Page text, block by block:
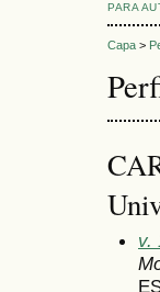
PARA
Capa >
v.